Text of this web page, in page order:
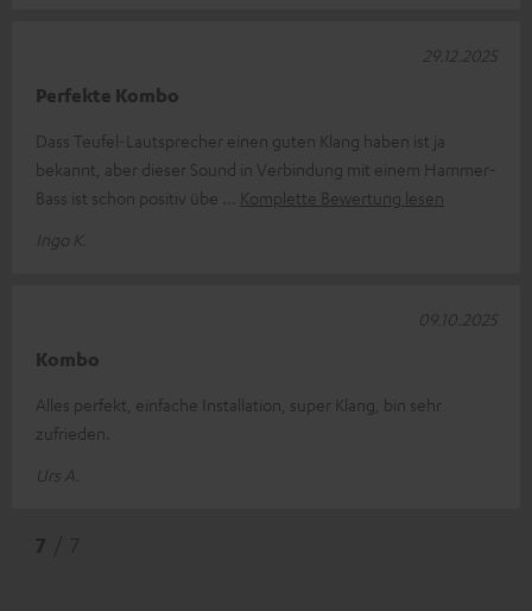
Perfekte Kombo
Dass Teufel-Lautsprecher einen guten Klang haben ist ja
bekannt, aber dieser Sound in Verbindung mit einem Hammer-
Bass ist schon positiv übe
Komplette Bewertung lesen
Ingo K.
29.12.2025
Kombo
Alles perfekt, einfache Installation, super Klang, bin sehr
zufrieden.
Urs A.
09.10.2025